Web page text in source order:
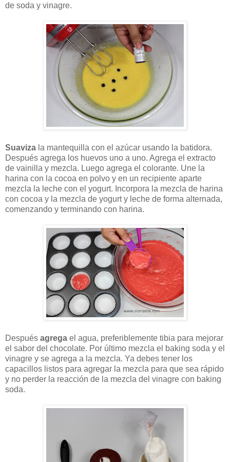
de soda y vinagre.
Suaviza la mantequilla con el azúcar usando la batidora.
Después agrega los huevos uno a uno. Agrega el extracto
de vainilla y mezcla. Luego agrega el colorante. Une la
harina con la cocoa en polvo y en un recipiente aparte
mezcla la leche con el yogurt. Incorpora la mezcla de harina
con cocoa y la mezcla de yogurt y leche de forma alternada,
comenzando y terminando con harina.
Después agrega el agua, preferiblemente tibia para mejorar
el sabor del chocolate. Por último mezcla el baking soda y el
vinagre y se agrega a la mezcla. Ya debes tener los
capacillos listos para agregar la mezcla para que sea rápido
y no perder la reacción de la mezcla del vinagre con baking
soda.